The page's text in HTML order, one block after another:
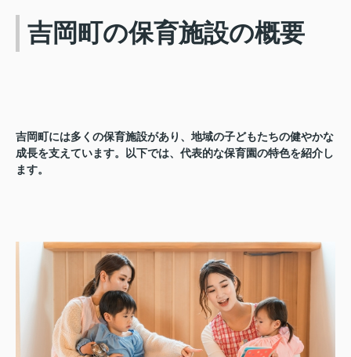
吉岡町の保育施設の概要
吉岡町には多くの保育施設があり、地域の子どもたちの健やかな
成長を支えています。以下では、代表的な保育園の特色を紹介し
ます。